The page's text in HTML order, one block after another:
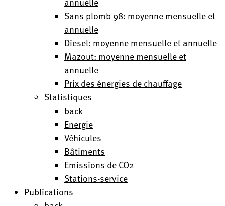
Sans plomb 98: moyenne mensuelle et
annuelle
Diesel: moyenne mensuelle et annuelle
Mazout: moyenne mensuelle et
annuelle
Prix des énergies de chauffage
Statistiques
back
Energie
Véhicules
Bâtiments
Emissions de CO2
Stations-service
Publications